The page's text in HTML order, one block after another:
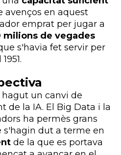
avenços en aquest
emprat per jugar a
milions de vegades
s'havia fet servir per
hagut un canvi de
de la IA. El Big Data i la
ha permès grans
s'hagin dut a terme en
de la que es portava